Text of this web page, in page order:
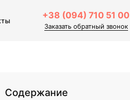
+38 (094) 710 51 00
Заказать обратный звонок
Содержание